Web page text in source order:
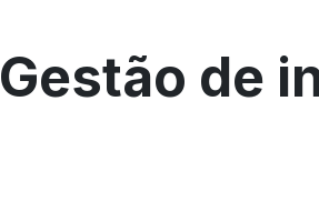
Gestão de